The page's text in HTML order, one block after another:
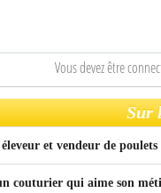
Vous devez être
Sur
et vendeur de
couturier qui aime son